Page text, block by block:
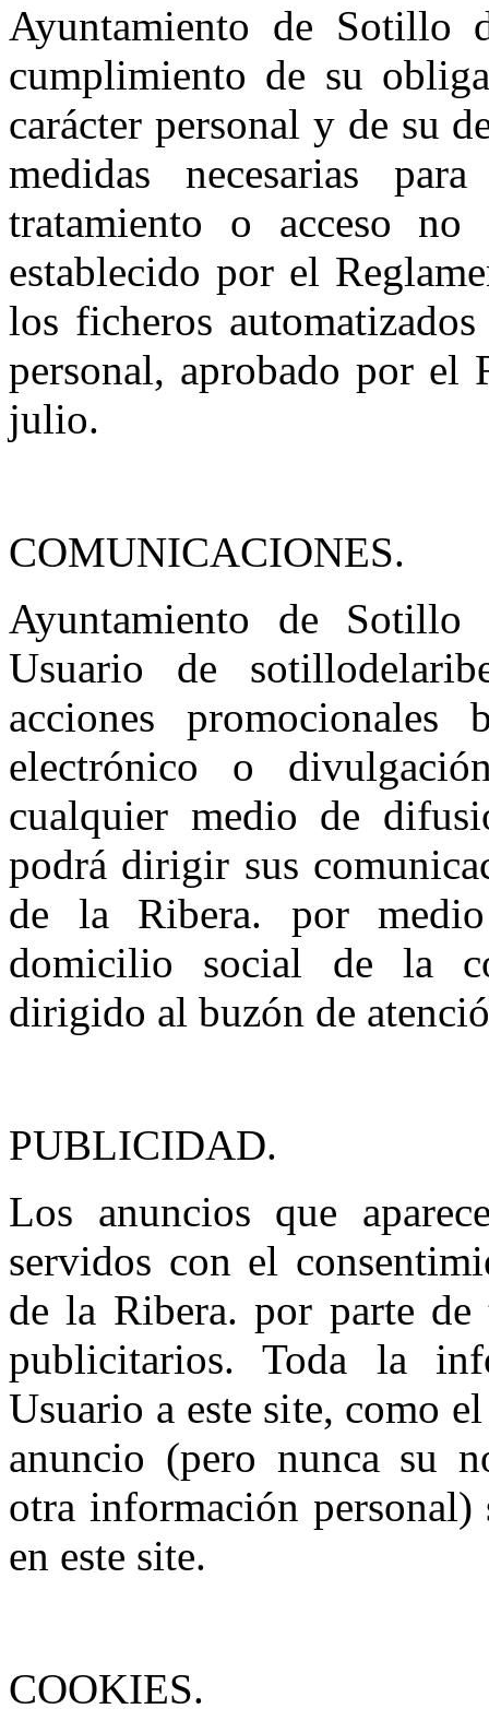
Ayuntamiento de Sotillo
cumplimiento de su
carácter personal y de su
medidas necesarias
tratamiento o acceso
establecido por el
los ficheros
personal, aprobado por el
julio.
COMUNICACIONES.
Ayuntamiento de
Usuario de
acciones
electrónico o
cualquier medio de
podrá dirigir sus
de la Ribera. por
domicilio social de la
dirigido al buzón de
PUBLICIDAD.
Los anuncios que
servidos con el
de la Ribera. por parte de
publicitarios. Toda la
Usuario a este site, como
anuncio (pero nunca su
otra información
en este site.
COOKIES.